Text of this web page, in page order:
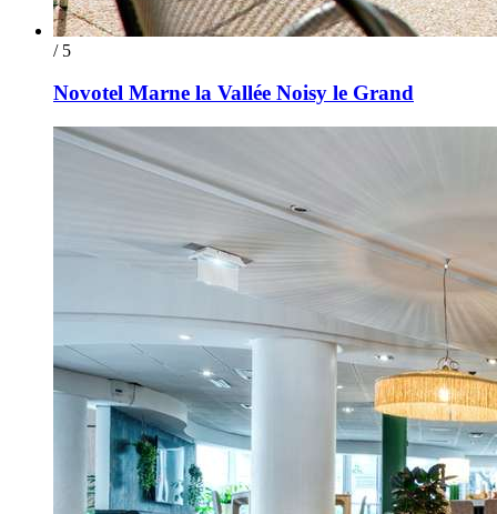
/ 5
Novotel Marne la Vallée Noisy le Grand